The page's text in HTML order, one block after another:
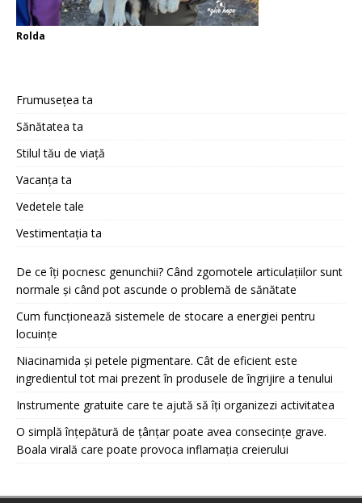
Rolda
Frumusețea ta
Sănătatea ta
Stilul tău de viață
Vacanța ta
Vedetele tale
Vestimentația ta
De ce îți pocnesc genunchii? Când zgomotele articulațiilor sunt
normale și când pot ascunde o problemă de sănătate
Cum funcționează sistemele de stocare a energiei pentru
locuințe
Niacinamida și petele pigmentare. Cât de eficient este
ingredientul tot mai prezent în produsele de îngrijire a tenului
Instrumente gratuite care te ajută să îți organizezi activitatea
O simplă înțepătură de țânțar poate avea consecințe grave.
Boala virală care poate provoca inflamația creierului